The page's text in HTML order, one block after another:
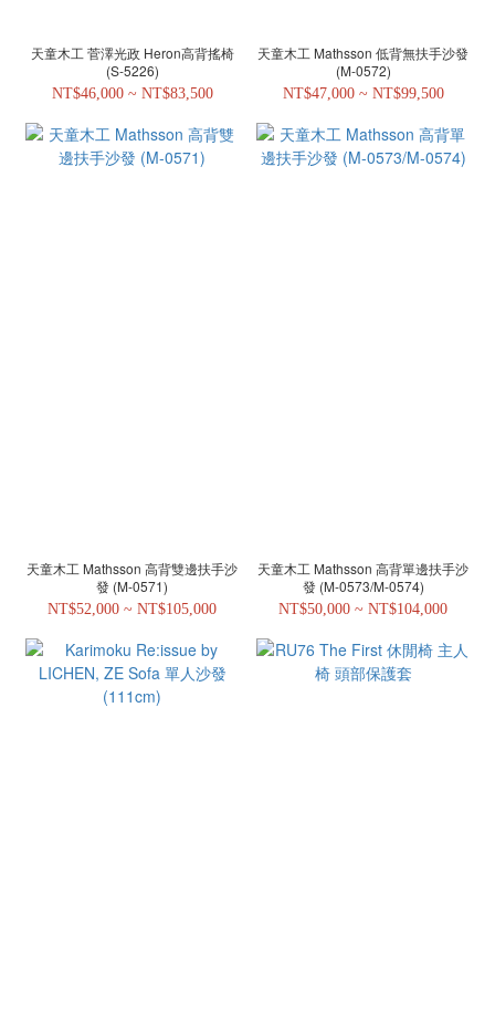
天童木工 菅澤光政 Heron高背搖椅
(S-5226)
NT$46,000 ~ NT$83,500
天童木工 Mathsson 低背無扶手沙發
(M-0572)
NT$47,000 ~ NT$99,500
天童木工 Mathsson 高背雙邊扶手沙
發 (M-0571)
NT$52,000 ~ NT$105,000
天童木工 Mathsson 高背單邊扶手沙
發 (M-0573/M-0574)
NT$50,000 ~ NT$104,000